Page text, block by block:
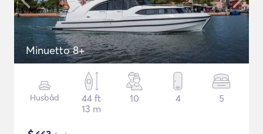
Minuetto 8+
Husbåd
44 ft
13 m
10 4 5